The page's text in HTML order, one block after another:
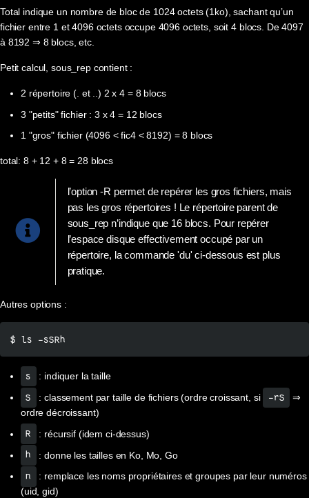
Total indique un nombre de bloc de 1024 octets (1ko), sachant qu’un
fichier entre 1 et 4096 octets occupe 4096 octets, soit 4 blocs. De 4097
à 8192 ⇒ 8 blocs, etc.
Petit calcul, sous_rep contient :
2 répertoire (. et ..) 2 x 4 = 8 blocs
3 "petits" fichier : 3 x 4 = 12 blocs
1 "gros" fichier (4096 < fic4 < 8192) = 8 blocs
total: 8 + 12 + 8 = 28 blocs
l’option -R permet de repérer les gros fichiers, mais
pas les gros répertoires ! Le répertoire parent de
sous_rep n’indique que 16 blocs. Pour repérer
l’espace disque effectivement occupé par un
répertoire, la commande 'du' ci-dessous est plus
pratique.
Autres options :
$ ls -sSRh
s : indiquer la taille
S : classement par taille de fichiers (ordre croissant, si -rS
⇒
ordre décroissant)
R : récursif (idem ci-dessus)
h : donne les tailles en Ko, Mo, Go
n
: remplace les noms propriétaires et groupes par leur numéros
(uid, gid)